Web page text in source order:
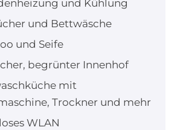
und Kühlung
und Bettwäsche
und Seife
begrünter Innenhof
mit
Trockner und mehr
WLAN